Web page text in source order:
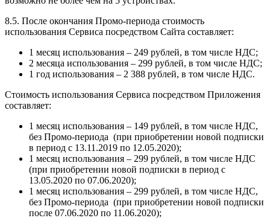
8.5. После окончания Промо-периода стоимость
использования Cервиса посредством Сайта составляет:
1 месяц использования – 249 рублей, в том числе НДС;
2 месяца использования – 299 рублей, в том числе НДС;
1 год использования – 2 388 рублей, в том числе НДС.
Стоимость использования Сервиса посредством Приложения
составляет:
1 месяц использования – 149 рублей, в том числе НДС,
без Промо-периода (при приобретении новой подписки
в период с 13.11.2019 по 12.05.2020);
1 месяц использования – 299 рублей, в том числе НДС
(при приобретении новой подписки в период с
13.05.2020 по 07.06.2020);
1 месяц использования – 299 рублей, в том числе НДС,
без Промо-периода (при приобретении новой подписки
после 07.06.2020 по 11.06.2020);